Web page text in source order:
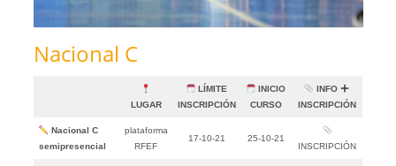
Nacional C
LUGAR
LÍMITE
INSCRIPCIÓN
INICIO
CURSO
INFO
INSCRIPCIÓN
Nacional C
semipresencial
plataforma
RFEF
17-10-21
25-10-21
INSCRIPCIÓN